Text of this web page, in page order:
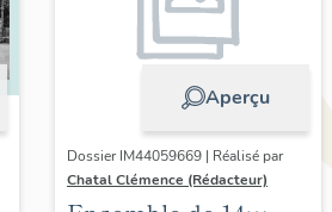
Aperçu
Dossier IM44059669 | Réalisé par
Chatal Clémence (Rédacteur)